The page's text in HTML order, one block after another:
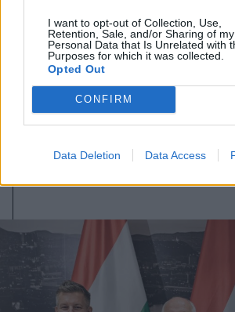
I want to opt-out of Collection, Use,
Retention, Sale, and/or Sharing of my
Personal Data that Is Unrelated with
Purposes for which it was collected.
Opted Out
CONFIRM
Data Deletion Data Access
2026. augusztus 08., szombat
Hétvégén is folytatódik
árának csökkenése